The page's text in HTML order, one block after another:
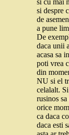
si cu mai
si despre
de
a pune
De
daca unii
acasa sa
poti vrea
din
NU si el
celalalt.
rusinos
orice
ca daca
daca esti